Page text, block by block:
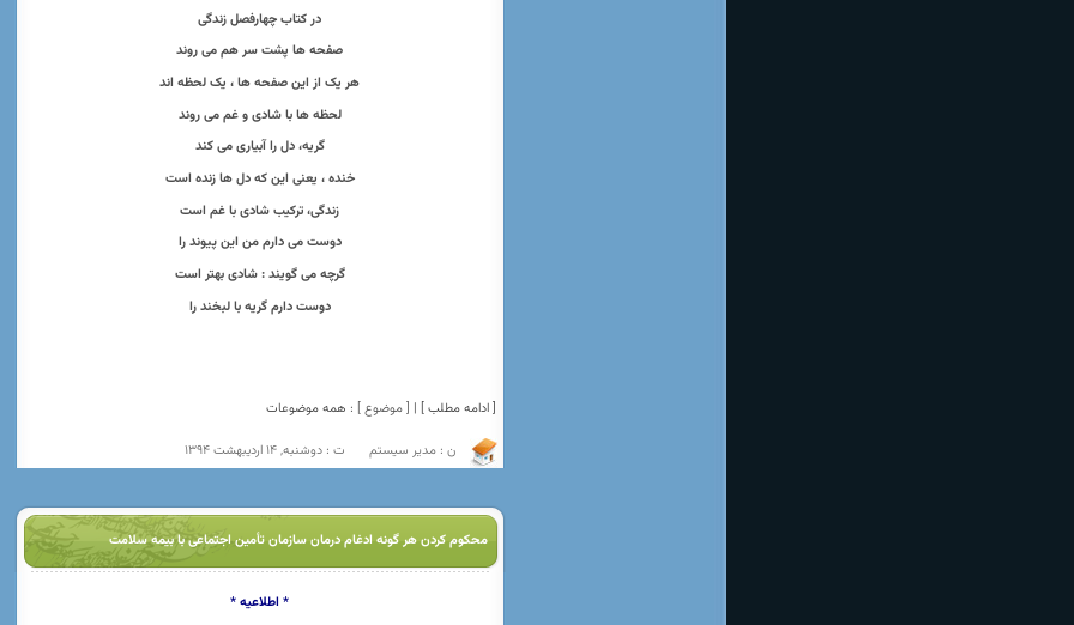
در کتاب چهارفصل زندگی
صفحه ها پشت سر هم می روند
هر یک از این صفحه ها ، یک لحظه اند
لحظه ها با شادی و غم می روند
گریه، دل را آبیاری می کند
خنده ، یعنی این که دل ها زنده است
زندگی، ترکیب شادی با غم است
دوست می دارم من این پیوند را
گرچه می گویند : شادی بهتر است
دوست دارم گریه با لبخند را
[ ادامه مطلب ] | [ موضوع ] : همه موضوعات
ن : مدیر سیستم ت : دوشنبه, 14 اردیبهشت 1394
محکوم کردن هر گونه ادغام درمان سازمان تأمین اجتماعی با بیمه سلامت
* اطلاعیه *